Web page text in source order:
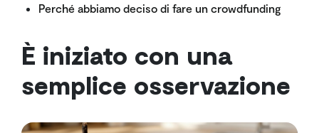
Perché abbiamo deciso di fare un crowdfunding
È iniziato con una
semplice osservazione